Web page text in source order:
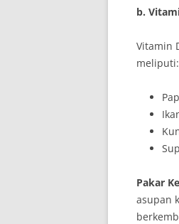
b.
Vitamin
meliputi:
Pakar
asupan